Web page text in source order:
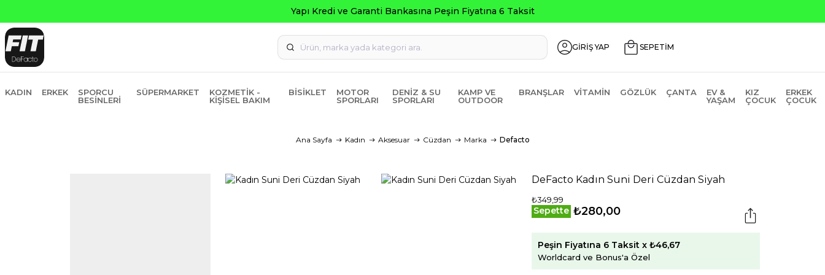
Yapı Kredi ve Garanti Bankasına Peşin Fiyatına 6 Taksit
GİRİŞ YAP SEPETİM
KADIN ERKEK
SPORCU
BESINLERI
SÜPERMARKET
KOZMETIK -
KIŞISEL BAKIM
BISIKLET
MOTOR
SPORLARI
DENIZ & SU
SPORLARI
KAMP VE
OUTDOOR
BRANŞLAR VITAMIN GÖZLÜK ÇANTA
EV &
YAŞAM
KIZ
ÇOCUK
ERKEK
ÇOCUK
Ana Sayfa Kadın Aksesuar Cüzdan Marka Defacto
DeFacto Kadın Suni Deri Cüzdan Siyah
₺349,99
Sepette ₺280,00
Peşin Fiyatına 6 Taksit x ₺46,67
Worldcard ve Bonus'a Özel